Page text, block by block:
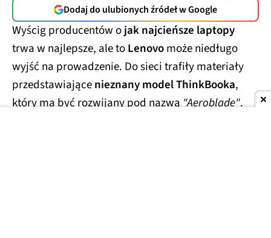
Dodaj do ulubionych źródeł w Google
Wyścig producentów ojak najcieńsze laptopy
trwa w najlepsze, ale toLenovomoże niedługo
wyjść na prowadzenie. Do sieci trafiły materiały
przedstawiającenieznany model ThinkBooka,
który ma być rozwijany pod nazwą "Aeroblade".